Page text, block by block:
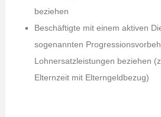
beziehen
Beschäftigte mit einem aktiven
sogenannten
Lohnersatzleistungen beziehen
Elternzeit mit Elterngeldbezug)